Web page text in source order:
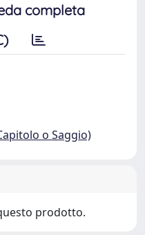
completa
o Saggio)
prodotto.